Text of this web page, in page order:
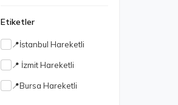
Etiketler
📍İstanbul Hareketli
📍 İzmit Hareketli
📍Bursa Hareketli